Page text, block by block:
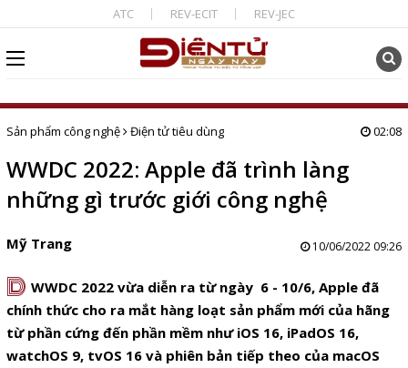
ATC REV-ECIT REV-JEC
Sản phẩm công nghệ Điện tử tiêu dùng 02:08
WWDC 2022: Apple đã trình làng
những gì trước giới công nghệ
Mỹ Trang 10/06/2022 09:26
D WWDC 2022 vừa diễn ra từ ngày 6 - 10/6, Apple đã
chính thức cho ra mắt hàng loạt sản phẩm mới của hãng
từ phần cứng đến phần mềm như iOS 16, iPadOS 16,
watchOS 9, tvOS 16 và phiên bản tiếp theo của macOS